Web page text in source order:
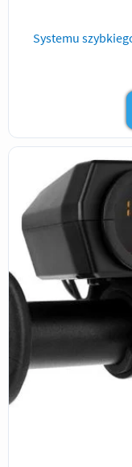
Systemu